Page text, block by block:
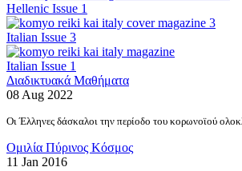
Hellenic Issue 1
Italian Issue 3
Italian Issue 1
Διαδικτυακά Μαθήματα
08 Aug 2022
Οι Έλληνες δάσκαλοι την περίοδο του κορωνοϊού
Ομιλία Πύρινος Κόσμος
11 Jan 2016